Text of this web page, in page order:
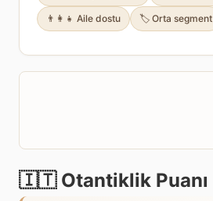
👨‍👩‍👧 Aile dostu 🏷️ Orta segment
🇮🇹 Otantiklik Puanı